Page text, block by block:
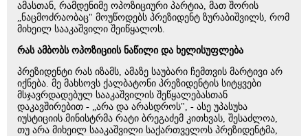
ამასთან, რამდენიმე ოპოზიციური პარტია, მათ შორის
„ნაცმოძრაობაც" მოუწოდებს პრეზიდენტ ზურაბიშვილს, რომ
მიხეილ სააკაშვილი შეიწყალოს.
რას ამბობს ოპოზიციის ნაწილი და ხელისუფლება
პრეზიდენტი რას იზამს, ამაზე საუბარი ჩემთვის მარტივი არ
იქნება. მე მახსოვს ქალბატონი პრეზიდენტის სიტყვები
მსჯავრდადებულ სააკაშვილის შეწყალებასთან
დაკავშირებით - „არა და არასდროს", - ასე უპასუხა
იუსტიციის მინისტრმა რატი ბრეგაძემ კითხვას, შესაძლოა,
თუ არა მიხეილ სააკაშვილი საქართველოს პრეზიდენტმა,